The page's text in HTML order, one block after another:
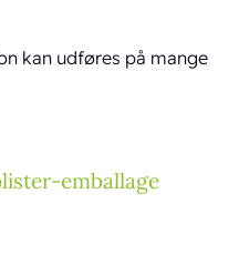
kan udføres på mange
emballage